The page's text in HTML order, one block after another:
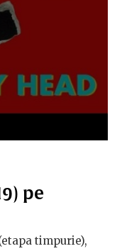
pe
timpurie),